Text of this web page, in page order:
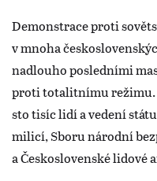
Demonstrace proti
v mnoha
nadlouho posledními
proti totalitnímu režimu.
sto tisíc lidí a vedení
milicí, Sboru národní
a Československé